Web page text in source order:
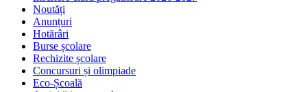
Noutăți
Anunțuri
Hotărâri
Burse școlare
Rechizite școlare
Concursuri și olimpiade
Eco-Școală